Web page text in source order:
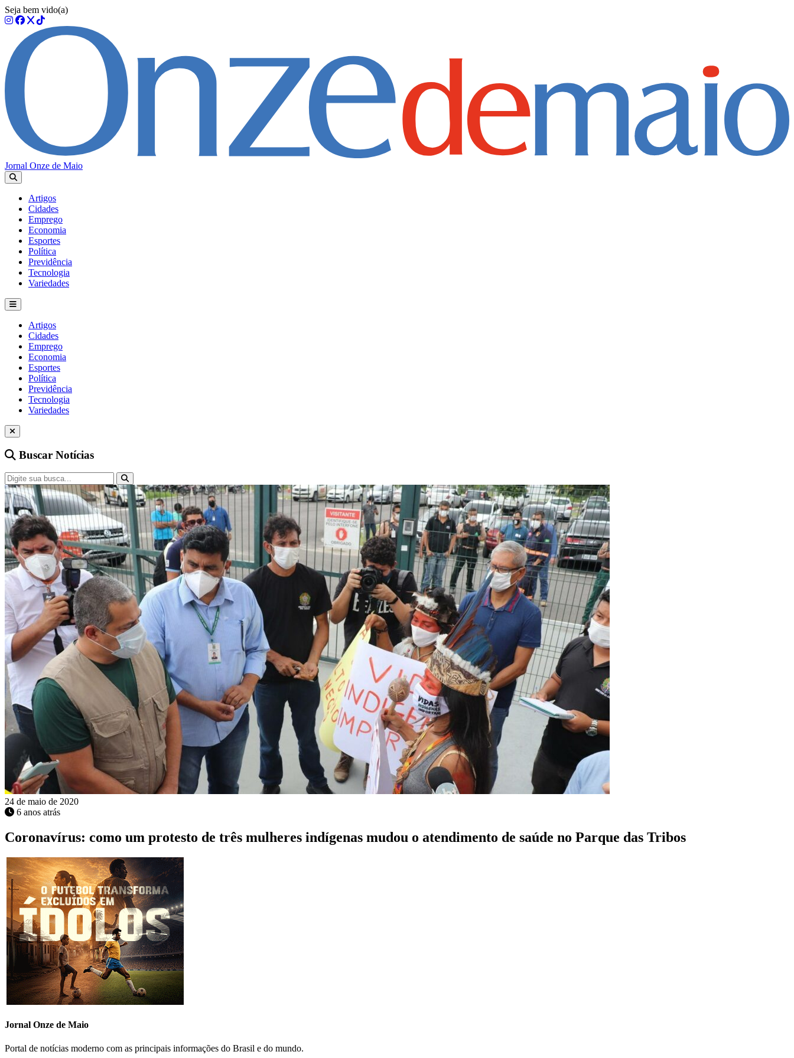
Seja bem vido(a)
Jornal Onze de Maio
Artigos
Cidades
Emprego
Economia
Esportes
Política
Previdência
Tecnologia
Variedades
Artigos
Cidades
Emprego
Economia
Esportes
Política
Previdência
Tecnologia
Variedades
Buscar Notícias
24 de maio de 2020
6 anos atrás
Coronavírus: como um protesto de três mulheres indígenas mudou o atendimento de saúde no Parque das Tribos
Jornal Onze de Maio
Portal de notícias moderno com as principais informações do Brasil e do mundo.